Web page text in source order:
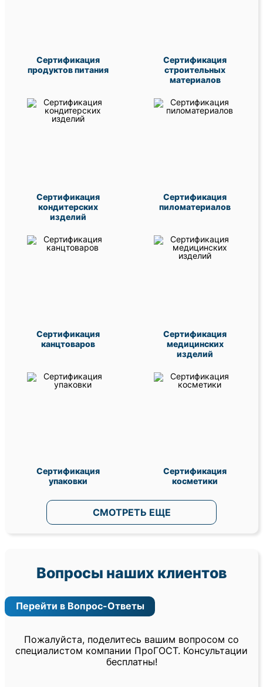
Сертификация
продуктов питания
Сертификация
строительных
материалов
Сертификация
кондитерских
изделий
Сертификация
пиломатериалов
Сертификация
канцтоваров
Сертификация
медицинских
изделий
Сертификация
упаковки
Сертификация
косметики
СМОТРЕТЬ ЕЩЕ
Вопросы наших клиентов
Перейти в Вопрос-Ответы
Пожалуйста, поделитесь вашим вопросом со
специалистом компании ПроГОСТ. Консультации
бесплатны!